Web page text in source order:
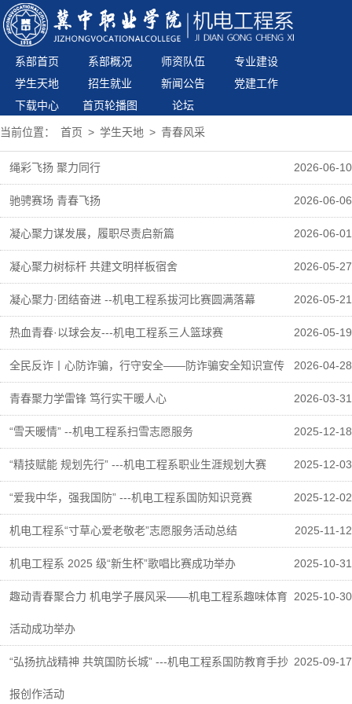
系部首页 系部概况 师资队伍
专业建设
学生天地
招生就业 新闻公告
党建工作
下载中心
首页轮播图 论坛
当前位置： 首页 > 学生天地 > 青春风采
绳彩飞扬 聚力同行 2026-06-10
驰骋赛场 青春飞扬 2026-06-06
凝心聚力谋发展，履职尽责启新篇 2026-06-01
凝心聚力树标杆 共建文明样板宿舍 2026-05-27
凝心聚力·团结奋进 --机电工程系拔河比赛圆满落幕 2026-05-21
热血青春·以球会友---机电工程系三人篮球赛 2026-05-19
全民反诈丨心防诈骗，行守安全——防诈骗安全知识宣传 2026-04-28
青春聚力学雷锋 笃行实干暖人心 2026-03-31
“雪天暖情” --机电工程系扫雪志愿服务 2025-12-18
“精技赋能 规划先行” ---机电工程系职业生涯规划大赛 2025-12-03
“爱我中华，强我国防” ---机电工程系国防知识竞赛 2025-12-02
机电工程系“寸草心爱老敬老”志愿服务活动总结 2025-11-12
机电工程系 2025 级“新生杯”歌唱比赛成功举办 2025-10-31
趣动青春聚合力 机电学子展风采——机电工程系趣味体育
活动成功举办
2025-10-30
“弘扬抗战精神 共筑国防长城” ---机电工程系国防教育手抄
报创作活动
2025-09-17